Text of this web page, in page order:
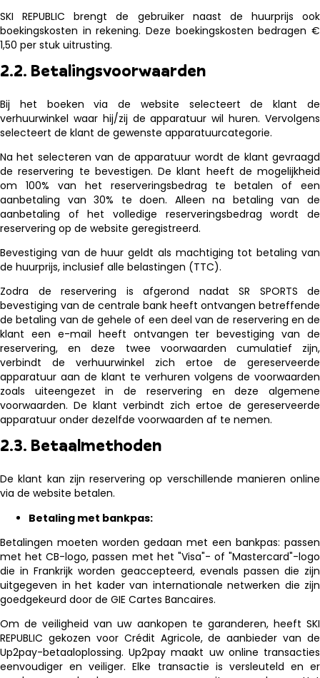
SKI REPUBLIC brengt de gebruiker naast de huurprijs ook
boekingskosten in rekening. Deze boekingskosten bedragen €
1,50 per stuk uitrusting.
2.2. Betalingsvoorwaarden
Bij het boeken via de website selecteert de klant de
verhuurwinkel waar hij/zij de apparatuur wil huren. Vervolgens
selecteert de klant de gewenste apparatuurcategorie.
Na het selecteren van de apparatuur wordt de klant gevraagd
de reservering te bevestigen. De klant heeft de mogelijkheid
om 100% van het reserveringsbedrag te betalen of een
aanbetaling van 30% te doen. Alleen na betaling van de
aanbetaling of het volledige reserveringsbedrag wordt de
reservering op de website geregistreerd.
Bevestiging van de huur geldt als machtiging tot betaling van
de huurprijs, inclusief alle belastingen (TTC).
Zodra de reservering is afgerond nadat SR SPORTS de
bevestiging van de centrale bank heeft ontvangen betreffende
de betaling van de gehele of een deel van de reservering en de
klant een e-mail heeft ontvangen ter bevestiging van de
reservering, en deze twee voorwaarden cumulatief zijn,
verbindt de verhuurwinkel zich ertoe de gereserveerde
apparatuur aan de klant te verhuren volgens de voorwaarden
zoals uiteengezet in de reservering en deze algemene
voorwaarden. De klant verbindt zich ertoe de gereserveerde
apparatuur onder dezelfde voorwaarden af ​​te nemen.
2.3. Betaalmethoden
De klant kan zijn reservering op verschillende manieren online
via de website betalen.
Betaling met bankpas:
Betalingen moeten worden gedaan met een bankpas: passen
met het CB-logo, passen met het "Visa"- of "Mastercard"-logo
die in Frankrijk worden geaccepteerd, evenals passen die zijn
uitgegeven in het kader van internationale netwerken die zijn
goedgekeurd door de GIE Cartes Bancaires.
Om de veiligheid van uw aankopen te garanderen, heeft SKI
REPUBLIC gekozen voor Crédit Agricole, de aanbieder van de
Up2pay-betaaloplossing. Up2pay maakt uw online transacties
eenvoudiger en veiliger. Elke transactie is versleuteld en er